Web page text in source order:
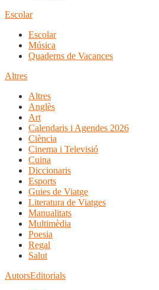
Escolar
Escolar
Música
Quaderns de Vacances
Altres
Altres
Anglès
Art
Calendaris i Agendes 2026
Ciència
Cinema i Televisió
Cuina
Diccionaris
Esports
Guies de Viatge
Literatura de Viatges
Manualitats
Multimèdia
Poesia
Regal
Salut
AutorsEditorials